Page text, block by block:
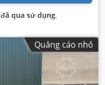
đã qua sử dụng,
Quảng cáo nhỏ